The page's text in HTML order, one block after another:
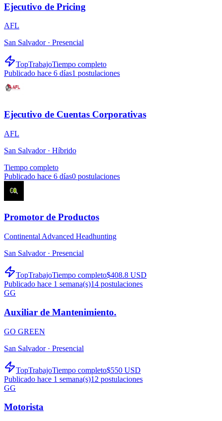
Ejecutivo de Pricing
AFL
San Salvador · Presencial
TopTrabajoTiempo completo
Publicado hace 6 días1 postulaciones
Ejecutivo de Cuentas Corporativas
AFL
San Salvador · Híbrido
Tiempo completo
Publicado hace 6 días0 postulaciones
Promotor de Productos
Continental Advanced Headhunting
San Salvador · Presencial
TopTrabajoTiempo completo$408.8 USD
Publicado hace 1 semana(s)14 postulaciones
GG
Auxiliar de Mantenimiento.
GO GREEN
San Salvador · Presencial
TopTrabajoTiempo completo$550 USD
Publicado hace 1 semana(s)12 postulaciones
GG
Motorista